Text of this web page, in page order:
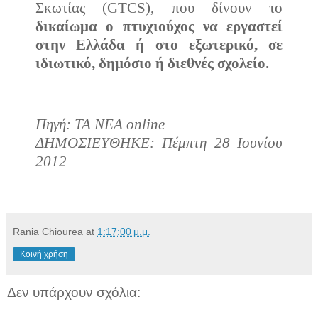
Σκωτίας (GTCS), που δίνουν το
δικαίωμα ο πτυχιούχος να εργαστεί
στην Ελλάδα ή στο εξωτερικό, σε
ιδιωτικό, δημόσιο ή διεθνές σχολείο.
Πηγή: ΤΑ ΝΕΑ online
ΔΗΜΟΣΙΕΥΘΗΚΕ: Πέμπτη 28 Ιουνίου
2012
Rania Chiourea at 1:17:00 μ.μ.
Κοινή χρήση
Δεν υπάρχουν σχόλια: